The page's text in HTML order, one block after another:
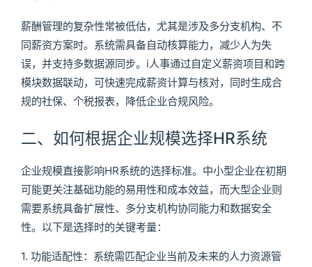
薪酬管理的复杂性常被低估，尤其是涉及多分支机构、不
同薪资方案时。系统需具备自动核算能力，减少人为失
误，并支持多数据源同步。i人事通过自定义薪资项目和跨
模块数据联动，可快速完成薪资计算与核对，同时生成合
规的社保、个税报表，降低企业合规风险。
二、如何根据企业规模选择HR系统
企业规模直接影响HR系统的选择标准。中小型企业在初期
可能更关注基础功能的易用性和成本效益，而大型企业则
需要系统具备扩展性、多分支机构协同能力和数据安全
性。以下是选择时的关键考量：
1. 功能适配性：系统需匹配企业当前及未来的人力资源管